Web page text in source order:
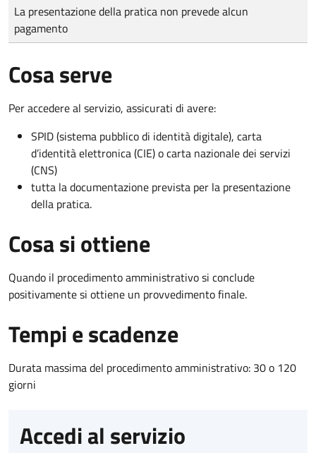
Tipo di pagamento
Importo
La presentazione della pratica non prevede alcun
pagamento
Cosa serve
Per accedere al servizio, assicurati di avere:
SPID (sistema pubblico di identità digitale), carta
d’identità elettronica (CIE) o carta nazionale dei servizi
(CNS)
tutta la documentazione prevista per la presentazione
della pratica.
Cosa si ottiene
Quando il procedimento amministrativo si conclude
positivamente si ottiene un provvedimento finale.
Tempi e scadenze
Durata massima del procedimento amministrativo: 30 o 120
giorni
Accedi al servizio